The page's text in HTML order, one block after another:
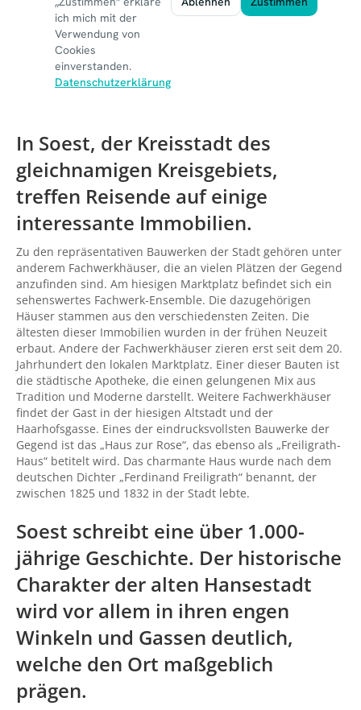
In Soest, der Kreisstadt des
gleichnamigen Kreisgebiets,
treffen Reisende auf einige
interessante Immobilien.
Zu den repräsentativen Bauwerken der Stadt gehören unter
anderem Fachwerkhäuser, die an vielen Plätzen der Gegend
anzufinden sind. Am hiesigen Marktplatz befindet sich ein
sehenswertes Fachwerk-Ensemble. Die dazugehörigen
Häuser stammen aus den verschiedensten Zeiten. Die
ältesten dieser Immobilien wurden in der frühen Neuzeit
erbaut. Andere der Fachwerkhäuser zieren erst seit dem 20.
Jahrhundert den lokalen Marktplatz. Einer dieser Bauten ist
die städtische Apotheke, die einen gelungenen Mix aus
Tradition und Moderne darstellt. Weitere Fachwerkhäuser
findet der Gast in der hiesigen Altstadt und der
Haarhofsgasse. Eines der eindrucksvollsten Bauwerke der
Gegend ist das „Haus zur Rose“, das ebenso als „Freiligrath-
Haus“ betitelt wird. Das charmante Haus wurde nach dem
deutschen Dichter „Ferdinand Freiligrath“ benannt, der
zwischen 1825 und 1832 in der Stadt lebte.
Soest schreibt eine über 1.000-
jährige Geschichte. Der historische
Charakter der alten Hansestadt
wird vor allem in ihren engen
Winkeln und Gassen deutlich,
welche den Ort maßgeblich
prägen.